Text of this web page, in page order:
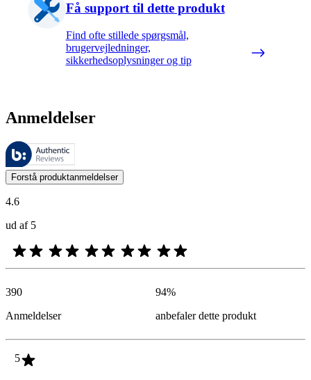
Få support til dette produkt
Find ofte stillede spørgsmål,
brugervejledninger,
sikkerhedsoplysninger og tip
Anmeldelser
Disse anmeldelser administreres af Bazaarvoice og er i
Kundernes meninger i form af produkt- og stjernevurderinger er
Forstå produktanmeldelser
4.6
ud af 5
390
Anmeldelser
94%
anbefaler dette produkt
5